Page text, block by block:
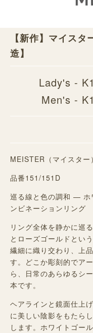
【新作】マイス
造】
Lady's -
Men's -
MEISTER（マイスター
品番151/151D
巡る線と色の調和 — ホ
ンビネーションリング
リング全体を静かに巡
とローズゴールドとい
繊細に織り交わり、上
す。どこか彫刻的でア
ら、日常のあらゆるシ
本です。
ヘアラインと鏡面仕上
に美しい陰影をもたら
します。ホワイトゴー